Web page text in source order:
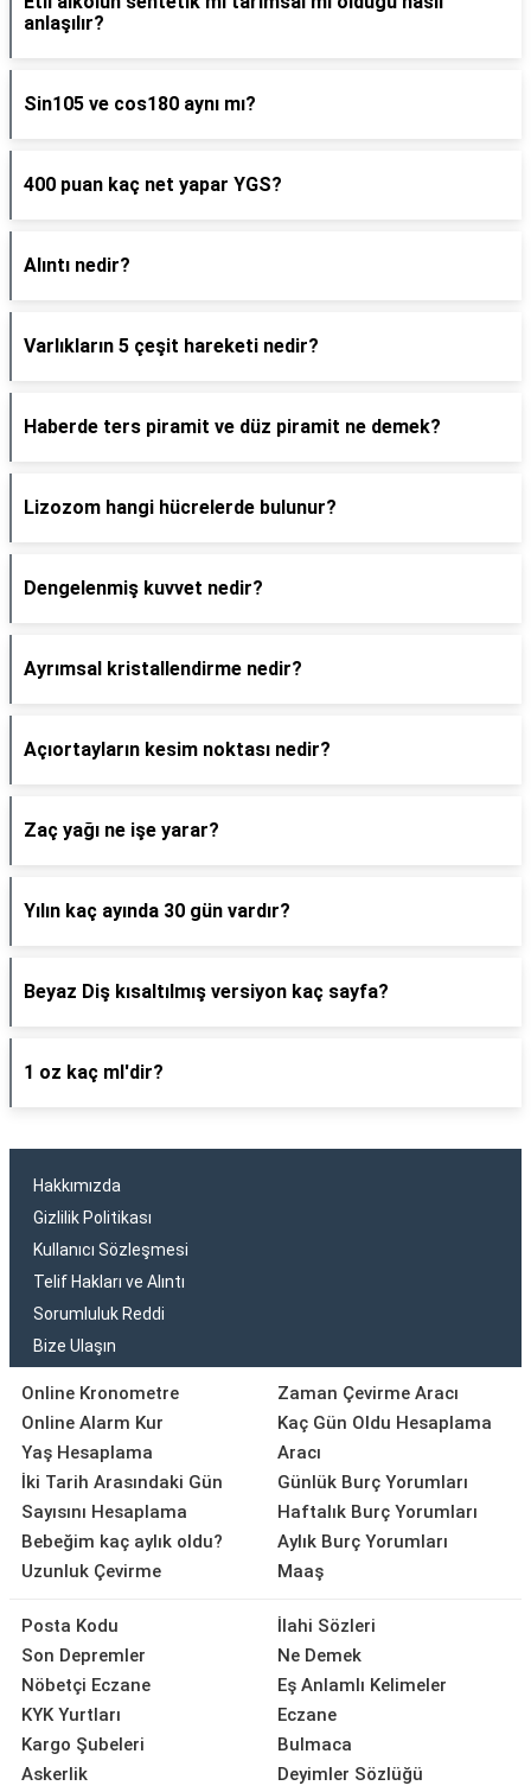
anlaşılır?
Sin105 ve cos180 aynı mı?
400 puan kaç net yapar YGS?
Alıntı nedir?
Varlıkların 5 çeşit hareketi nedir?
Haberde ters piramit ve düz piramit ne demek?
Lizozom hangi hücrelerde bulunur?
Dengelenmiş kuvvet nedir?
Ayrımsal kristallendirme nedir?
Açıortayların kesim noktası nedir?
Zaç yağı ne işe yarar?
Yılın kaç ayında 30 gün vardır?
Beyaz Diş kısaltılmış versiyon kaç sayfa?
1 oz kaç ml'dir?
Hakkımızda
Gizlilik Politikası
Kullanıcı Sözleşmesi
Telif Hakları ve Alıntı
Sorumluluk Reddi
Bize Ulaşın
Online Kronometre
Online Alarm Kur
Yaş Hesaplama
İki Tarih Arasındaki Gün
Sayısını Hesaplama
Bebeğim kaç aylık oldu?
Uzunluk Çevirme
Zaman Çevirme Aracı
Kaç Gün Oldu Hesaplama
Aracı
Günlük Burç Yorumları
Haftalık Burç Yorumları
Aylık Burç Yorumları
Maaş
Posta Kodu
Son Depremler
Nöbetçi Eczane
KYK Yurtları
Kargo Şubeleri
Askerlik
İlahi Sözleri
Ne Demek
Eş Anlamlı Kelimeler
Eczane
Bulmaca
Deyimler Sözlüğü